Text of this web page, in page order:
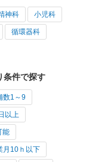
神科 小児科
循環器科
条件で探す
数1～9
以上
能
月10ｈ以下